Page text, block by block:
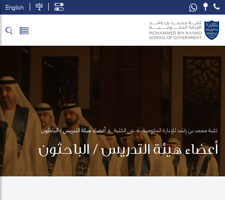
English
كلية محمد بن راشد للإدارة الحكومية عن الكلية أعضاء هيئة التدريس / الباحثون
أعضاء هيئة التدريس / الباحثون